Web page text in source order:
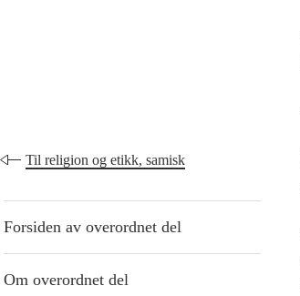
Til religion og etikk, samisk
Forsiden av overordnet del
Om overordnet del